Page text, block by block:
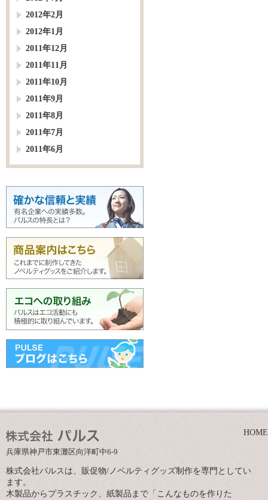
2012年2月
2012年1月
2011年12月
2011年11月
2011年10月
2011年9月
2011年8月
2011年7月
2011年6月
兵庫県神戸市東灘区向洋町中6-9
HOME
株式会社パルスは、販促物/ノベルティグッズ制作を専門としてい
ます。
木製品からプラスチック、紙製品まで「こんなものを作りた